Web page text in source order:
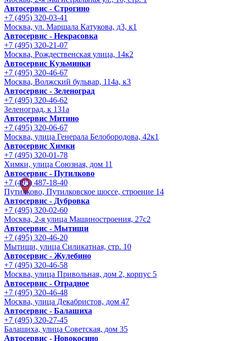
Автосервис - Строгино
+7 (495) 320-03-41
Москва, ул. Маршала Катукова, д3, к1
Автосервис - Некрасовка
+7 (495) 320-21-07
Москва, Рождественская улица, 14к2
Автосервис Кузьминки
+7 (495) 320-46-67
Москва, Волжский бульвар, 114а, к3
Автосервис - Зеленоград
+7 (495) 320-46-62
Зеленоград, к 131а
Автосервис Митино
+7 (495) 320-06-67
Москва, улица Генерала Белобородова, 42к1
Автосервис Химки
+7 (495) 320-01-78
Химки, улица Союзная, дом 11
Автосервис - Путилково
+7 (495) 487-18-40
Путилково, Путилковское шоссе, строение 14
Автосервис - Дубровка
+7 (495) 320-02-60
Москва, 2-я улица Машиностроения, 27с2
Автосервис - Мытищи
+7 (495) 320-46-20
Мытищи, улица Силикатная, стр. 10
Автосервис - Жулебино
+7 (495) 320-46-58
Москва, улица Привольная, дом 2, корпус 5
Автосервис - Отрадное
+7 (495) 320-46-48
Москва, улица Декабристов, дом 47
Автосервис - Балашиха
+7 (495) 320-27-45
Балашиха, улица Советская, дом 35
Автосервис - Новокосино